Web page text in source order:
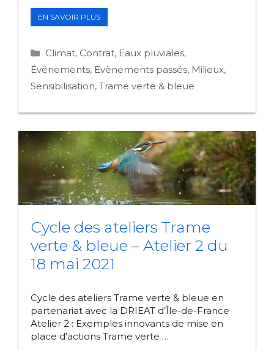
EN SAVOIR PLUSJOURNÉES
DE
FORMATION
RENCONTRE
MULTI-
L’ÉCHELLE
BASSIN
VERSANT
Catégories
Climat, Contrat, Eaux pluviales,
Événements, Evènements passés, Milieux,
Sensibilisation, Trame verte & bleue
Cycle des ateliers Trame
verte & bleue – Atelier 2 du
18 mai 2021
Cycle des ateliers Trame verte & bleue en
partenariat avec la DRIEAT d’Île-de-France
Atelier 2 : Exemples innovants de mise en
place d’actions Trame verte …